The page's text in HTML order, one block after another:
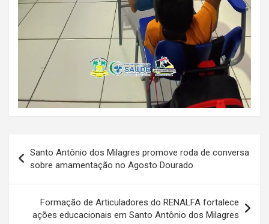
de
Post
Santo Antônio dos Milagres promove roda de conversa
sobre amamentação no Agosto Dourado
Formação de Articuladores do RENALFA fortalece
ações educacionais em Santo Antônio dos Milagres